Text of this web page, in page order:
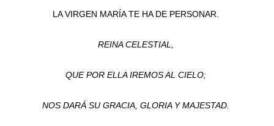
LA VIRGEN MARÍA TE HA DE PERSONAR.
REINA CELESTIAL,
QUE POR ELLA IREMOS AL CIELO;
NOS DARÁ SU GRACIA, GLORIA Y MAJESTAD.